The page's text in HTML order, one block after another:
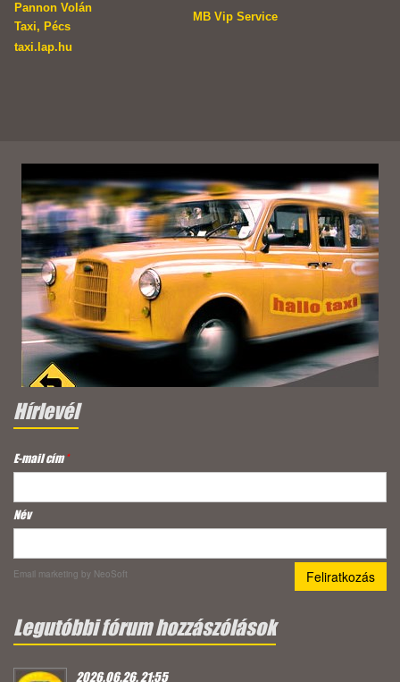
Pannon Volán
Taxi, Pécs
MB Vip Service
taxi.lap.hu
Hírlevél
E-mail cím*
Név
Email marketing by NeoSoft
Legutóbbi fórum hozzászólások
2026.06.26. 21:55